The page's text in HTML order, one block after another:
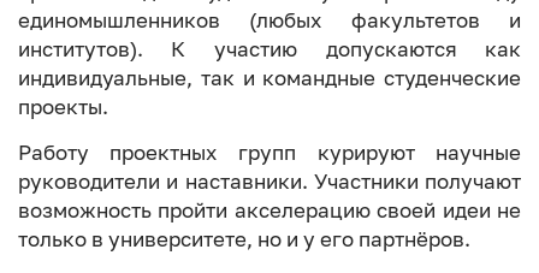
единомышленников (любых факультетов и
институтов). К участию допускаются как
индивидуальные, так и командные студенческие
проекты.
Работу проектных групп курируют научные
руководители и наставники. Участники получают
возможность пройти акселерацию своей идеи не
только в университете, но и у его партнёров.